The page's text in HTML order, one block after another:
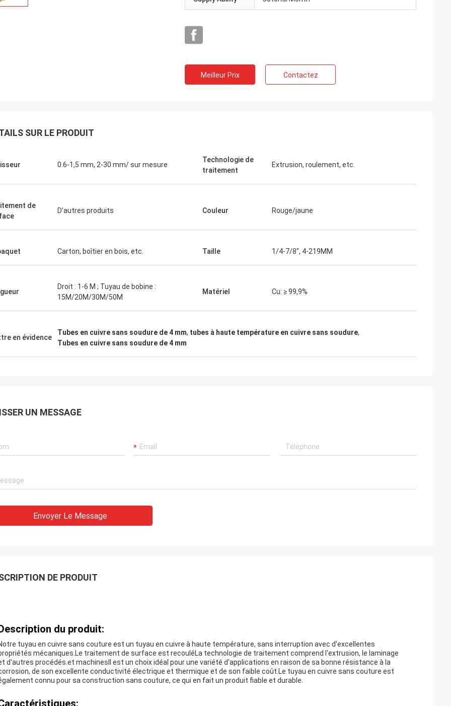
Nous sommes très soulagés
d'avoir plus de coopération à
Meilleur Prix Contactez
SUR LE PRODUIT
0.6-1,5 mm, 2-30 mm/ sur mesure
Technologie de
traitement
Extrusion, roulement, etc.
de
D'autres produits Couleur Rouge/jaune
Carton, boîtier en bois, etc. Taille 1/4-7/8", 4-219MM
Droit : 1-6 M ; Tuyau de bobine :
15M/20M/30M/50M
Matériel Cu: ≥ 99,9%
en évidence
Tubes en cuivre sans soudure de 4 mm, tubes à haute température en cuivre sans soudure,
Tubes en cuivre sans soudure de 4 mm
UN MESSAGE
Envoyer Le Message
DE PRODUIT
du produit:
tuyau en cuivre sans couture est un tuyau en cuivre à haute température, sans interruption avec d'excellentes
mécaniques.Le traitement de surface est recouléLa technologie de traitement comprend l'extrusion, le laminage
d'autres procédés.et machinesIl est un choix idéal pour une variété d'applications en raison de sa bonne résistance à la
de son excellente conductivité électrique et thermique et de son faible coût.Le tuyau en cuivre sans couture est
connu pour sa construction sans couture, ce qui en fait un produit fiable et durable.